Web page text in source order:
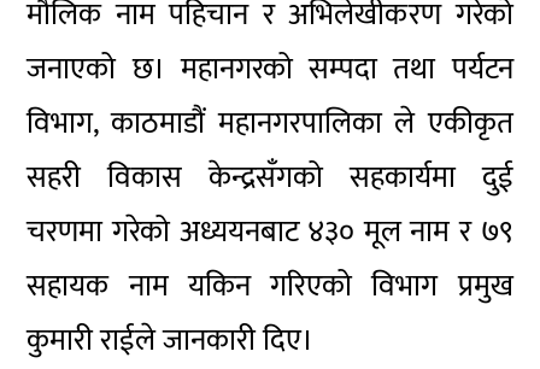
मौलिक नाम पहिचान र अभिलेखीकरण गरेको
जनाएको छ। महानगरकोसम्पदा तथा पर्यटन
विभाग, काठमाडौं महानगरपालिकालेएकीकृत
सहरी विकास केन्द्रसँगको सहकार्यमा दुई
चरणमा गरेको अध्ययनबाट ४३० मूल नाम र ७९
सहायक नाम यकिन गरिएको विभाग प्रमुख
कुमारी राईले जानकारी दिए।